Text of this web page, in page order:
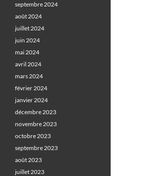
septembre 2024
août 2024
juillet 2024
juin 2024
mai 2024
avril 2024
mars 2024
février 2024
janvier 2024
décembre 2023
novembre 2023
octobre 2023
septembre 2023
août 2023
juillet 2023